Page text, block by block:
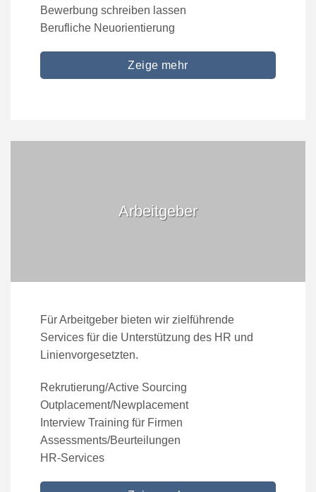
Bewerbung schreiben lassen
Berufliche Neuorientierung
Zeige mehr
Arbeitgeber
Für Arbeitgeber bieten wir zielführende
Services für die Unterstützung des HR und
Linienvorgesetzten.
Rekrutierung/Active Sourcing
Outplacement/Newplacement
Interview Training für Firmen
Assessments/Beurteilungen
HR-Services